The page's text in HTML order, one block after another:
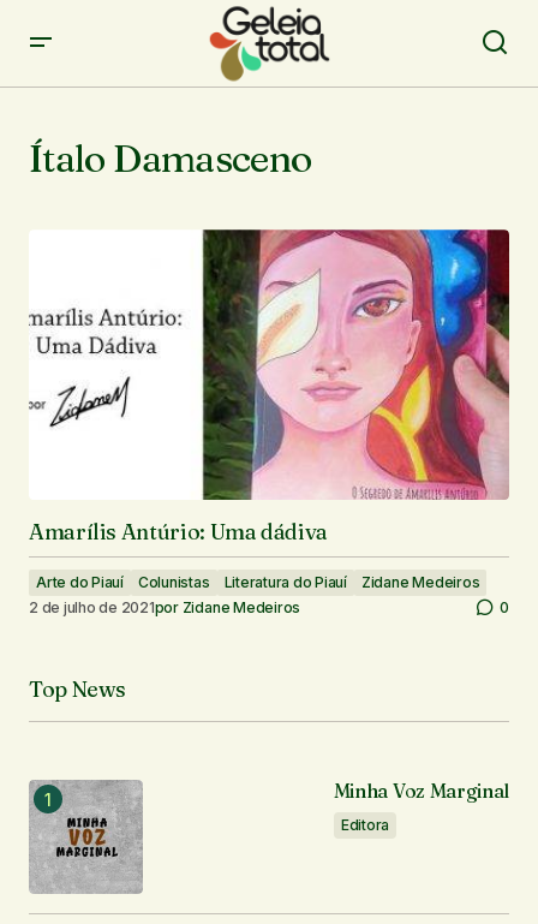
Ítalo Damasceno
Amarílis Antúrio: Uma dádiva
Arte do Piauí Colunistas Literatura do Piauí
Zidane Medeiros
2 de julho de 2021por Zidane Medeiros 0
Top News
Minha Voz Marginal
Editora